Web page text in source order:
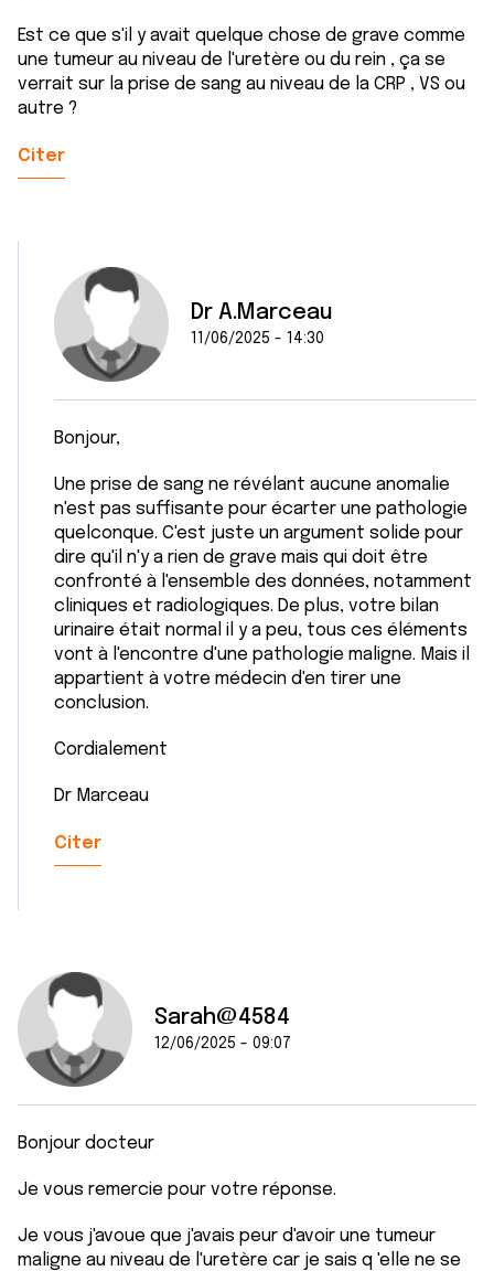
Est ce que s'il y avait quelque chose de grave comme
une tumeur au niveau de l'uretère ou du rein , ça se
verrait sur la prise de sang au niveau de la CRP , VS ou
autre ?
Citer
Dr A.Marceau
11/06/2025 - 14:30
Bonjour,
Une prise de sang ne révélant aucune anomalie
n'est pas suffisante pour écarter une pathologie
quelconque. C'est juste un argument solide pour
dire qu'il n'y a rien de grave mais qui doit être
confronté à l'ensemble des données, notamment
cliniques et radiologiques. De plus, votre bilan
urinaire était normal il y a peu, tous ces éléments
vont à l'encontre d'une pathologie maligne. Mais il
appartient à votre médecin d'en tirer une
conclusion.
Cordialement
Dr Marceau
Citer
Sarah@4584
12/06/2025 - 09:07
Bonjour docteur
Je vous remercie pour votre réponse.
Je vous j'avoue que j'avais peur d'avoir une tumeur
maligne au niveau de l'uretère car je sais q 'elle ne se